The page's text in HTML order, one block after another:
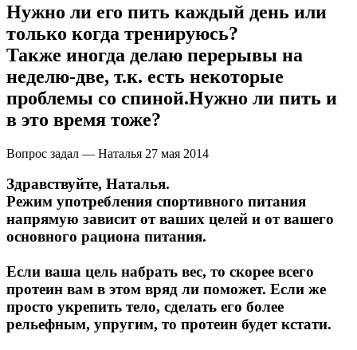
Нужно ли его пить каждый день или
только когда тренируюсь?
Также иногда делаю перерывы на
неделю-две, т.к. есть некоторые
проблемы со спиной.Нужно ли пить и
в это время тоже?
Вопрос задал — Наталья 27 мая 2014
Здравствуйте, Наталья.
Режим употребления спортивного питания
напрямую зависит от ваших целей и от вашего
основного рациона питания.
Если ваша цель набрать вес, то скорее всего
протеин вам в этом вряд ли поможет. Если же
просто укрепить тело, сделать его более
рельефным, упругим, то протеин будет кстати.